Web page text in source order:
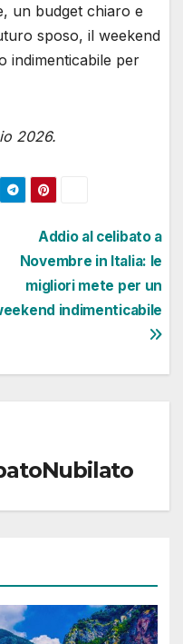
un budget chiaro e
sposo, il weekend
indimenticabile per
2026.
Addio al celibato a
Novembre in Italia: le
migliori mete per un
indimenticabile